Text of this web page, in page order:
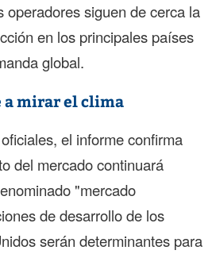
operadores siguen de cerca la
en los principales países
global.
a mirar el clima
el informe confirma
del mercado continuará
"mercado
de desarrollo de los
serán determinantes para